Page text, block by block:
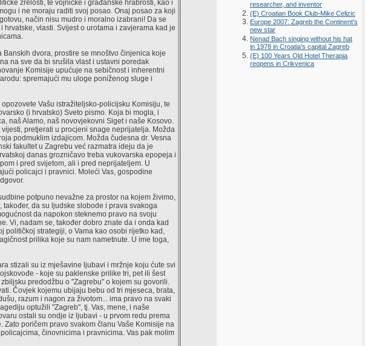
zrelosti, te vojničke i građanske hrabrosti, kao i
i ne moraju raditi svoj posao. Onaj posao za koji
način nisu mudro i moralno izabrani! Da se
vlasti. Svijest o urotama i zavjerama kad je
dvora, prostire se mnoštvo činjenica koje
na sve da bi srušila vlast i ustavni poredak
Komisije upućuje na sebičnost i inherentni
spremajući mu uloge poniženog sluge i
Vašu istražiteljsko-policijsku Komisiju, te
(i hrvatsko) Sveto pismo. Koja bi mogla, i
naš Alamo, naš novovjekovni Siget i naše Kosovo.
pretjerati u procjeni snage neprijatelja. Možda
podmuklim izdajicom. Možda čudesna dr. Vesna
fakultet u Zagrebu već razmatra ideju da je
danas grozničavo treba vukovarska epopeja i
i pred svijetom, ali i pred neprijateljem. U
policajci i pravnici. Moleći Vas, gospodine
potpuno nevažne za prostor na kojem živimo,
da su ljudske slobode i prava svakoga
da napokon steknemo pravo na svoju
Vi, nadam se, također dobro znate da i onda kad
političkoj strategiji, o Vama kao osobi rijetko kad,
prilika koje su nam nametnute. U ime toga,
stizali su iz mješavine ljubavi i mržnje koju ćute svi
- koje su paklenske prilike tri, pet ili šest
predodžbu o "Zagrebu" o kojem su govorili.
Čovjek kojemu ubijaju bebu od tri mjeseca, brata,
razum i nagon za životom... ima pravo na svaki
optužili "Zagreb", tj. Vas, mene, i naše
ostali su ondje iz ljubavi - u prvom redu prema
poričem pravo svakom članu Vaše Komisije na
činovnicima i pravnicima. Vas pak molim
researcher, and inventor
(E) Croatian Book Club-Mike Celizic
Europe 2007: Zagreb the Continent's
new star
Nenad Bach singing without his hat
in 1978 in Croatia's capital Zagreb
(E) 100 Years Old Hotel Therapia
reopens in Crikvenica